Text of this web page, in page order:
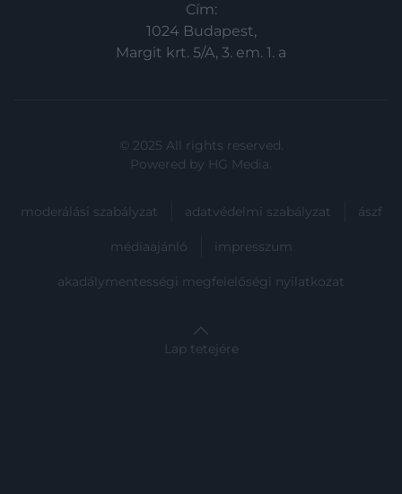
Cím:
1024 Budapest,
Margit krt. 5/A, 3. em. 1. a
© 2025 All rights reserved.
Powered by HG Media.
moderálási szabályzat adatvédelmi szabályzat ászf
médiaajánló impresszum
akadálymentességi megfelelőségi nyilatkozat
Lap tetejére